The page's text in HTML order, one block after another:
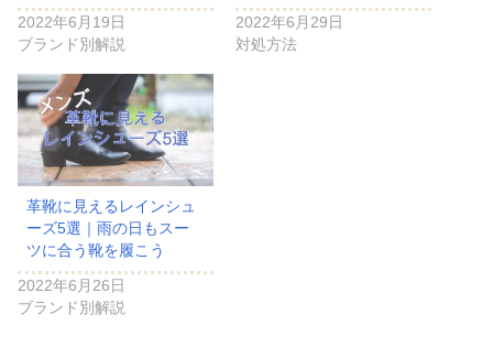
2022年6月19日
ブランド別解説
2022年6月29日
対処方法
革靴に見えるレインシュ
ーズ5選｜雨の日もスー
ツに合う靴を履こう
2022年6月26日
ブランド別解説